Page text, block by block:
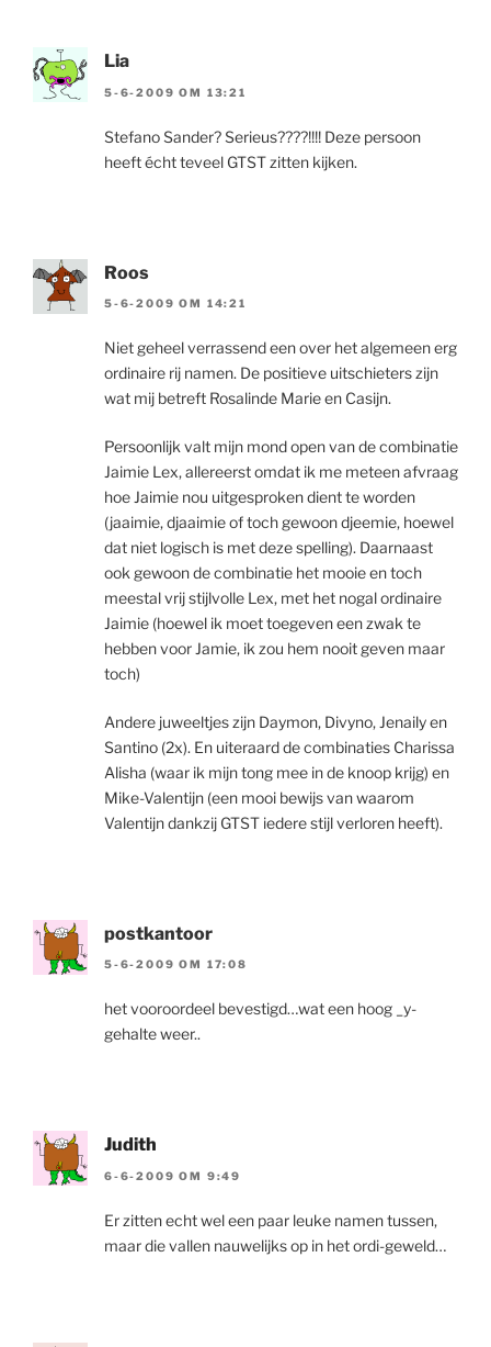
Lia
5-6-2009 OM 13:21
Stefano Sander? Serieus????!!!! Deze persoon
heeft écht teveel GTST zitten kijken.
Roos
5-6-2009 OM 14:21
Niet geheel verrassend een over het algemeen erg
ordinaire rij namen. De positieve uitschieters zijn
wat mij betreft Rosalinde Marie en Casijn.
Persoonlijk valt mijn mond open van de combinatie
Jaimie Lex, allereerst omdat ik me meteen afvraag
hoe Jaimie nou uitgesproken dient te worden
(jaaimie, djaaimie of toch gewoon djeemie, hoewel
dat niet logisch is met deze spelling). Daarnaast
ook gewoon de combinatie het mooie en toch
meestal vrij stijlvolle Lex, met het nogal ordinaire
Jaimie (hoewel ik moet toegeven een zwak te
hebben voor Jamie, ik zou hem nooit geven maar
toch)
Andere juweeltjes zijn Daymon, Divyno, Jenaily en
Santino (2x). En uiteraard de combinaties Charissa
Alisha (waar ik mijn tong mee in de knoop krijg) en
Mike-Valentijn (een mooi bewijs van waarom
Valentijn dankzij GTST iedere stijl verloren heeft).
postkantoor
5-6-2009 OM 17:08
het vooroordeel bevestigd…wat een hoog _y-
gehalte weer..
Judith
6-6-2009 OM 9:49
Er zitten echt wel een paar leuke namen tussen,
maar die vallen nauwelijks op in het ordi-geweld…